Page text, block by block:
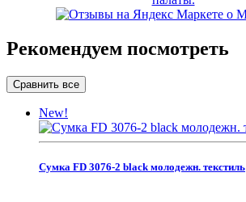
Рекомендуем посмотреть
New!
Сумка FD 3076-2 black молодежн. текстиль